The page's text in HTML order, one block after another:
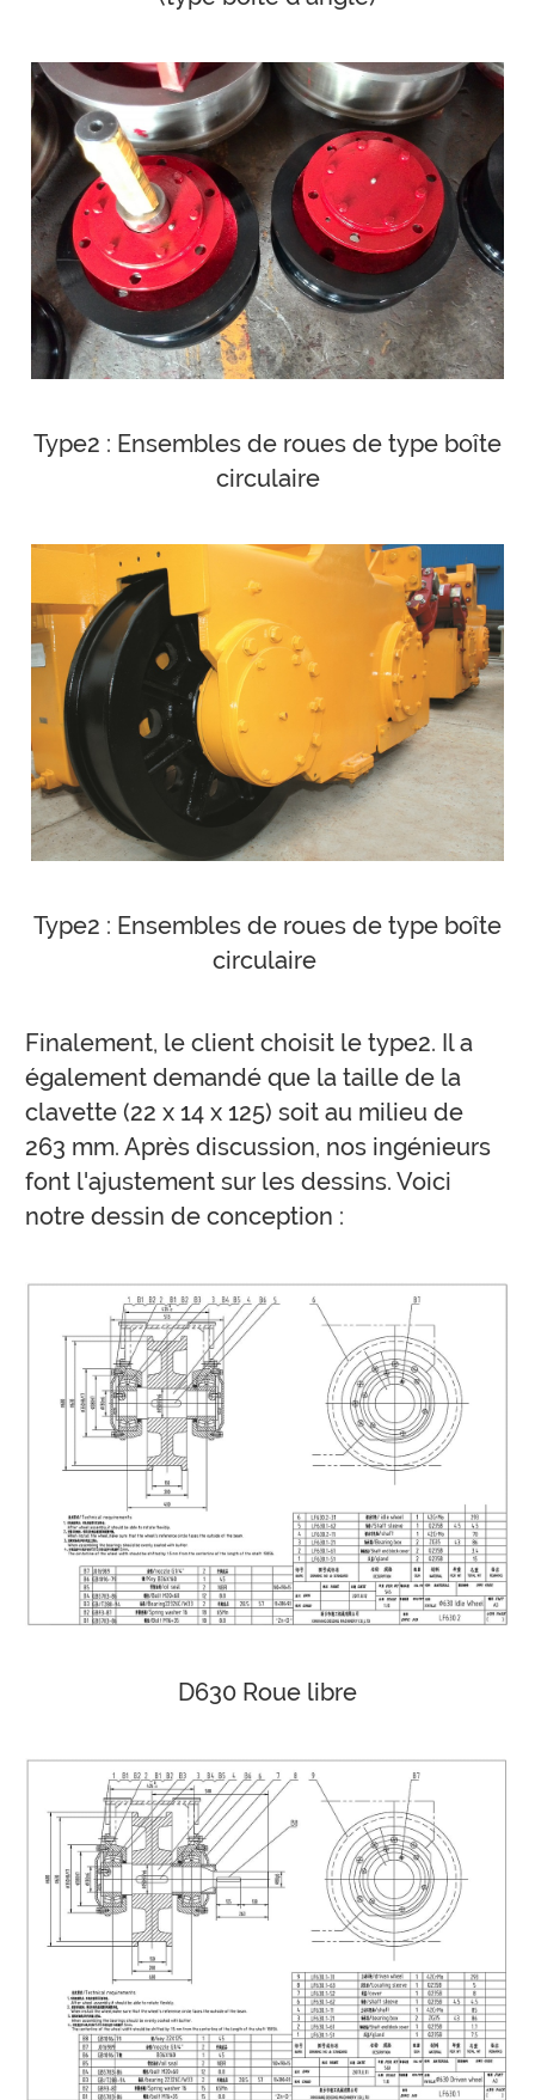
Type2 : Ensembles de roues de type boîte
circulaire
Type2 : Ensembles de roues de type boîte
circulaire
Finalement, le client choisit le type2. Il a
également demandé que la taille de la
clavette (22 x 14 x 125) soit au milieu de
263 mm. Après discussion, nos ingénieurs
font l'ajustement sur les dessins. Voici
notre dessin de conception :
D630 Roue libre